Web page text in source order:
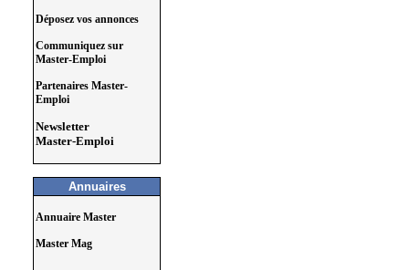
Déposez vos annonces
Communiquez sur
Master-Emploi
Partenaires Master-
Emploi
Newsletter
Master-Emploi
Annuaires
Annuaire Master
Master Mag